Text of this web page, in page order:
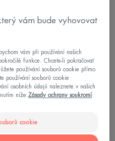
PLEŤ
vám bude vyhovovat
vám při používání našich
funkce. Chcete-li pokračovat
používání souborů cookie přímo
používání souborů cookie
osobních údajů naleznete v našich
níže:Zásady ochrany soukromí
cookie